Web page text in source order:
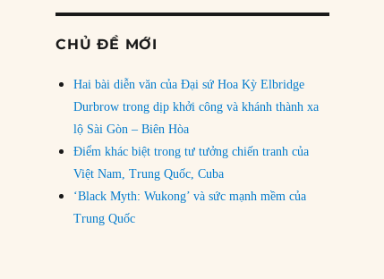
CHỦ ĐỀ MỚI
Hai bài diễn văn của Đại sứ Hoa Kỳ Elbridge
Durbrow trong dịp khởi công và khánh thành xa
lộ Sài Gòn – Biên Hòa
Điểm khác biệt trong tư tưởng chiến tranh của
Việt Nam, Trung Quốc, Cuba
‘Black Myth: Wukong’ và sức mạnh mềm của
Trung Quốc